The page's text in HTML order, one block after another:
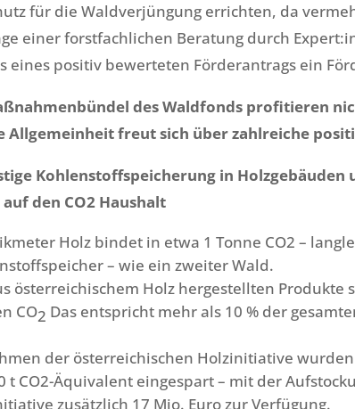
für die Waldverjüngung errichten, da
einer forstfachlichen Beratung durch
eines positiv bewerteten Förderantrags ein
des Waldfonds profitieren
Allgemeinheit freut sich über zahlreiche
Kohlenstoffspeicherung in
den CO2 Haushalt
Holz bindet in etwa 1 Tonne CO2 –
– wie ein zweiter Wald.
österreichischem Holz hergestellten Produkte
CO2 Das entspricht mehr als 10 % der
der österreichischen Holzinitiative
t CO2-Äquivalent eingespart – mit der
zusätzlich 17 Mio. Euro zur Verfügung.